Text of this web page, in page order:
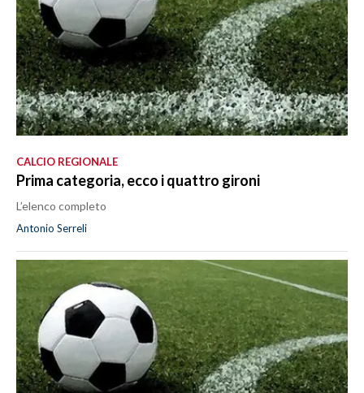
CALCIO REGIONALE
Prima categoria, ecco i quattro gironi
L’elenco completo
Antonio Serreli